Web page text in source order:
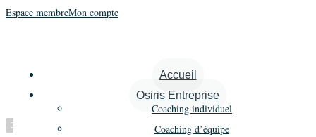
Espace membreMon compte
Accueil
Osiris Entreprise
Coaching individuel
Coaching d’équipe
Papon Laurence